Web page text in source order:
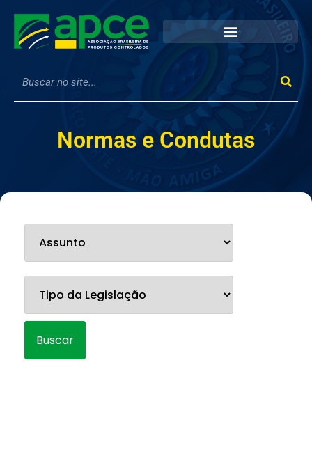
Normas e Condutas